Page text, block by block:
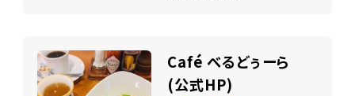
Café べるどぅーら
(公式HP)